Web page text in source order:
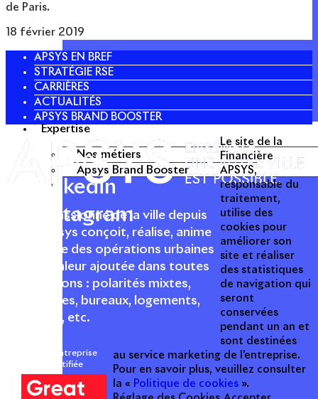
Expertise
Nos métiers
Apsys Brand Booster
de Paris.
18 février 2019
APSYS EN BREF
STRATÉGIE RSE
CARRIÈRES
ACTUALITÉS
APSYS BRAND BOOSTER
Acteur passionné de la ville depuis
1996, Apsys conçoit, réalise, anime
et valorise des opérations urbaines
à forte valeur ajoutée dans toutes
les fonctions : polarités mixtes,
commerces, bureaux, logements,
hôtellerie, etc.
Une entreprise
certifiée
Twitter
Linkedin
Instagram
Le site de la
Financière
APSYS,
responsable du
traitement,
utilise des
cookies pour
améliorer son
site et réaliser
des statistiques
de navigation qui
seront
conservées
pendant un an et
sont destinées
au service marketing de l’entreprise.
Pour en savoir plus, veuillez consulter
la « Politique de cookies ».